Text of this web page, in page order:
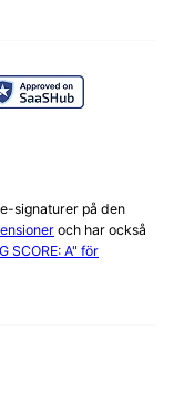
signaturer på den
och har också
SCORE: A" för